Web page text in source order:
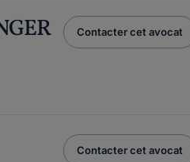
Contacter cet avocat
Contacter cet avocat